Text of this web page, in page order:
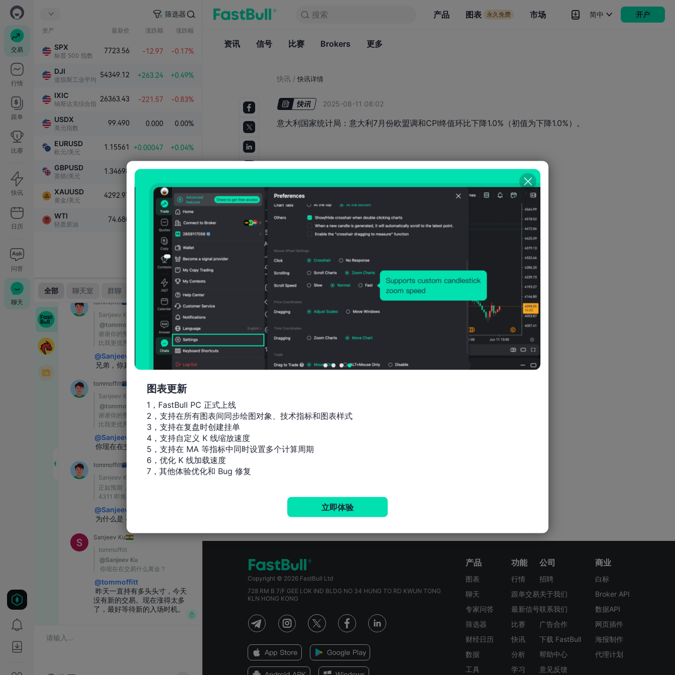
交易
行情
跟单
比赛
快讯
日历
问答
聊天
筛选器
资产 最新价 涨跌额 涨跌幅
SPX
标普 500 指数
7723.56 -12.97 -0.17%
DJI
道琼斯工业平均指数
54349.12 +263.24 +0.49%
IXIC
纳斯达克综合指数
26363.43 -221.57 -0.83%
USDX
美元指数
99.490 0.000 0.00%
EURUSD
欧元/美元
1.15561 +0.00047 +0.04%
GBPUSD
英镑/美元
1.34698 +0.00041
XAUUSD
黄金/美元
4292.97 +45.36 +1.07%
WTI
轻质原油
74.680 +0.408 +0.55%
搜索 产品 图表 永久免费 市场
资讯 信号
简中 开户
搜索
资讯 信号 比赛 Brokers 更多
快讯 / 快讯详情
2025-08-11 08:02
意大利国家统计局：意大利7月份欧盟调和CPI终值环比下降1.0%（初值为下降1.0%）。
Copyright © 2026 FastBull Ltd
728 RM B 7/F GEE LOK IND BLDG NO 34 HUNG TO RD KWUN TONG
KLN HONG KONG
产品
图表
聊天
专家问答
筛选器
财经日历
数据
工具
功能
行情
跟单交易
最新信号
比赛
快讯
分析
学习
公司
招聘
关于我们
联系我们
广告合作
下载 FastBull
帮助中心
意见反馈
商业
白标
Broker API
数据API
网页插件
海报制作
代理计划
图表更新
1，FastBull PC 正式上线
2，支持在所有图表间同步绘图对象、技术指标和图表样式
3，支持在复盘时创建挂单
4，支持自定义 K 线缩放速度
5，支持在 MA 等指标中同时设置多个计算周期
6，优化 K 线加载速度
7，其他体验优化和 Bug 修复
立即体验